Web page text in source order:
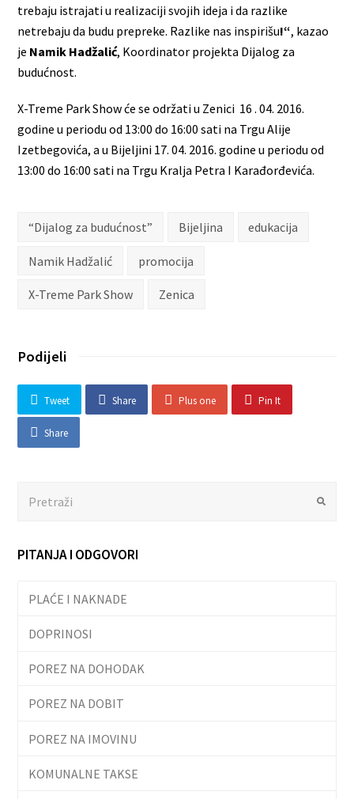
trebaju istrajati u realizaciji svojih ideja i da razlike
netrebaju da budu prepreke. Razlike nas inspirišu!“, kazao
je Namik Hadžalić, Koordinator projekta Dijalog za
budućnost.
X-Treme Park Show će se održati u Zenici 16 . 04. 2016.
godine u periodu od 13:00 do 16:00 sati na Trgu Alije
Izetbegovića, a u Bijeljini 17. 04. 2016. godine u periodu od
13:00 do 16:00 sati na Trgu Kralja Petra I Karađorđevića.
“Dijalog za budućnost” Bijeljina edukacija
Namik Hadžalić promocija
X-Treme Park Show Zenica
Podijeli
Tweet Share Plus one Pin It
Share
PITANJA I ODGOVORI
PLAĆE I NAKNADE
DOPRINOSI
POREZ NA DOHODAK
POREZ NA DOBIT
POREZ NA IMOVINU
KOMUNALNE TAKSE